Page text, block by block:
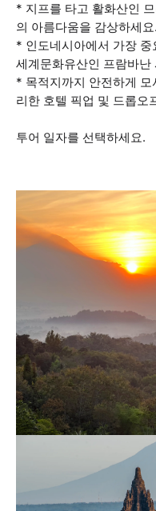
* 지프를 타고 활화산인
의 아름다움을 감상하세요.
* 인도네시아에서 가장
세계문화유산인 프람바난
* 목적지까지 안전하게
리한 호텔 픽업 및 드롭오
투어 일자를 선택하세요.